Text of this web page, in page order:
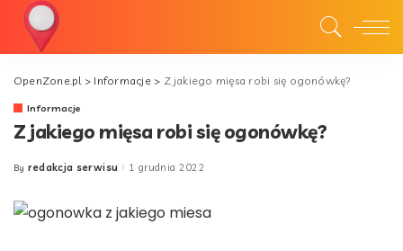
OpenZone.pl> Informacje> Z jakiego mięsa robi się ogonówkę?
Informacje
Z jakiego mięsa robi się ogonówkę?
Posted
By redakcja serwisu 1 grudnia 2022